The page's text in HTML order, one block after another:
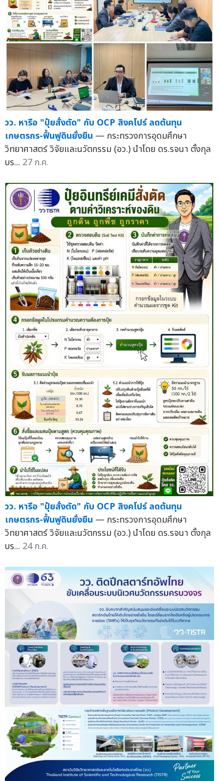
วว. หารือ "ปุ๋ยสั่งตัด" กับ OCP สิงคโปร์ ลดต้นทุน
เกษตรกร-ฟื้นฟูดินยั่งยืน — กระทรวงการอุดมศึกษา
วิทยาศาสตร์ วิจัยและนวัตกรรม (อว.) นำโดย ดร.รจนา ตั้งกุล
บร... 27 ก.ค.
วว. หารือ "ปุ๋ยสั่งตัด" กับ OCP สิงคโปร์ ลดต้นทุน
เกษตรกร-ฟื้นฟูดินยั่งยืน — กระทรวงการอุดมศึกษา
วิทยาศาสตร์ วิจัยและนวัตกรรม (อว.) นำโดย ดร.รจนา ตั้งกุล
บร... 24 ก.ค.